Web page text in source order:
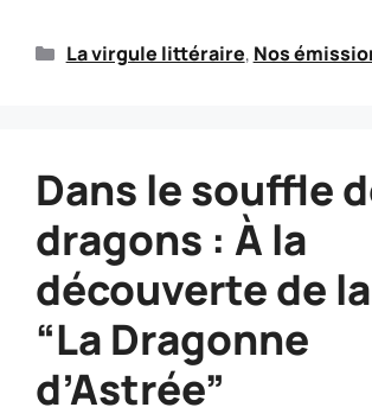
La virgule littéraire, Nos
Dans le souffle
dragons : À la
découverte de
“La Dragonne
d’Astrée”